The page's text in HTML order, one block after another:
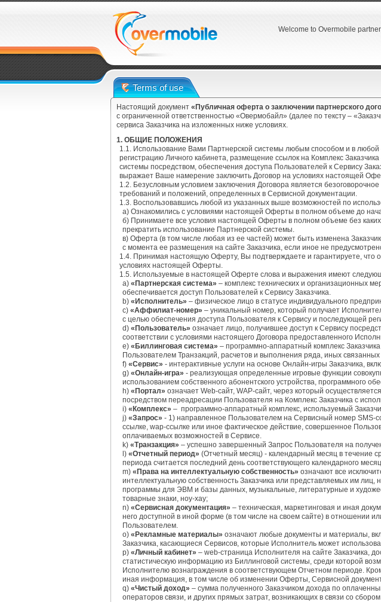
Welcome to Overmobile
Terms of use
Настоящий документ «Публичная оферта о заключении партнерского
с ограниченной ответственностью «Овермобайл» (далее по тексту –
сервиса Заказчика на изложенных ниже условиях.
1. ОБЩИЕ ПОЛОЖЕНИЯ
1.1. Использование Вами Партнерской системы любым способом и в
регистрацию Личного кабинета, размещение ссылок на Комплекс
системы посредством, обеспечения доступа Пользователей к Сервису
выражает Ваше намерение заключить Договор на условиях настоящей
1.2. Безусловным условием заключения Договора является
требований и положений, определенных в Сервисной документации.
1.3. Воспользовавшись любой из указанных выше возможностей по
а) Ознакомились с условиями настоящей Оферты в полном объеме до
б) Принимаете все условия настоящей Оферты в полном объеме без
прекратить использование Партнерской системы.
в) Оферта (в том числе любая из ее частей) может быть изменена
с момента ее размещения на сайте Заказчика, если иное не
1.4. Принимая настоящую Оферту, Вы подтверждаете и гарантируете,
условиях настоящей Оферты.
1.5. Используемые в настоящей Оферте слова и выражения имеют
а) «Партнерская система» – комплекс технических и организационных
обеспечивается доступ Пользователей к Сервису Заказчика.
b) «Исполнитель» – физическое лицо в статусе индивидуального
c) «Аффилиат-номер» – уникальный номер, который получает
с целью обеспечения доступа Пользователя к Сервису и последующей
d) «Пользователь» означает лицо, получившее доступ к Сервису
соответствии с условиями настоящего Договора предоставленного
e) «Биллинговая система» – программно-аппаратный комплекс
Пользователем Транзакций, расчетов и выполнения ряда, иных
f) «Сервис» - интерактивные услуги на основе Онлайн-игры Заказчика,
g) «Онлайн-игра» - реализующая определенные игровые функции
использованием собственного абонентского устройства, программного
h) «Портал» означает Web-сайт, WAP-сайт, через который
посредством переадресации Пользователя на Комплекс Заказчика с
i) «Комплекс» – программно-аппаратный комплекс, используемый
j) «Запрос» - 1) направленное Пользователем на Сервисный номер
ссылке, wap-ссылке или иное фактическое действие, совершенное
оплачиваемых возможностей в Сервисе.
k) «Транзакция» – успешно завершенный Запрос Пользователя на
l) «Отчетный период» (Отчетный месяц) - календарный месяц в течение
периода считается последний день соответствующего календарного
m) «Права на интеллектуальную собственность» означают все
интеллектуальную собственность Заказчика или представляемых им
программы для ЭВМ и базы данных, музыкальные, литературные и
товарные знаки, ноу-хау;
n) «Сервисная документация» – техническая, маркетинговая и иная
него доступной в иной форме (в том числе на своем сайте) в отношении
Пользователем.
o) «Рекламные материалы» означают любые документы и материалы,
Заказчика, касающиеся Сервисов, которые Исполнитель может
p) «Личный кабинет» – web-страница Исполнителя на сайте Заказчика,
статистическую информацию из Биллинговой системы, среди которой
Исполнителю вознаграждения в соответствующем Отчетном периоде.
иная информация, в том числе об изменении Оферты, Сервисной
q) «Чистый доход» – сумма полученного Заказчиком дохода по
операторов связи, и других прямых затрат, возникающих в связи со